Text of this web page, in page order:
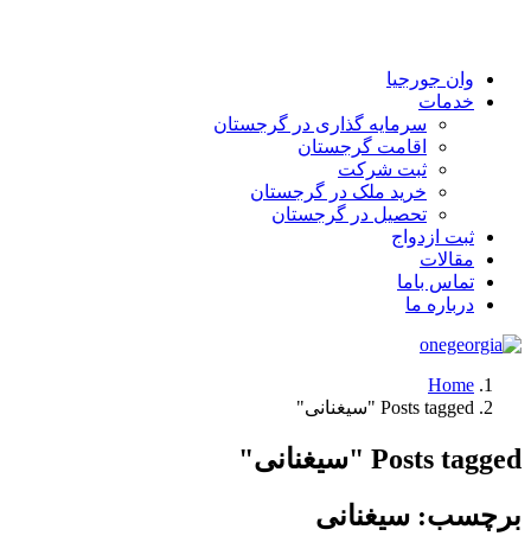
وان جورجیا
خدمات
سرمایه گذاری در گرجستان
اقامت گرجستان
ثبت شرکت
خرید ملک در گرجستان
تحصیل در گرجستان
ثبت ازدواج
مقالات
تماس باما
درباره ما
Home
Posts tagged "سیغنانی"
Posts tagged "سیغنانی"
برچسب: سیغنانی